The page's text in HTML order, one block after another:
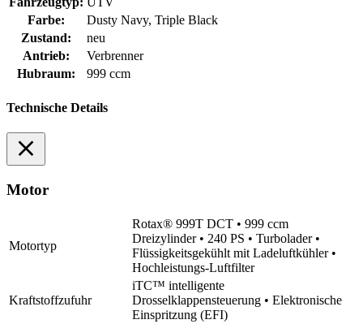
Farbe:
Dusty Navy, Triple Black
Zustand:
neu
Antrieb:
Verbrenner
Hubraum:
999 ccm
Technische Details
Motor
Motortyp
Rotax® 999T DCT • 999 ccm
Dreizylinder • 240 PS • Turbolader •
Flüssigkeitsgekühlt mit Ladeluftkühler •
Hochleistungs-Luftfilter
Kraftstoffzufuhr
iTC™ intelligente
Drosselklappensteuerung • Elektronische
Einspritzung (EFI)